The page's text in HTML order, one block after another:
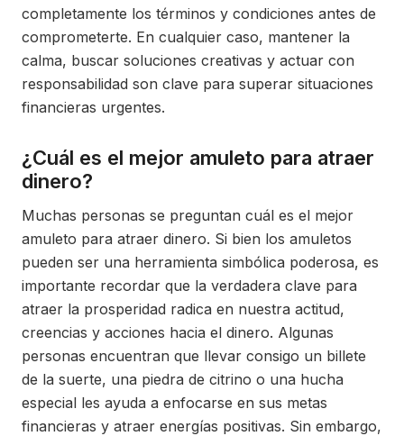
completamente los términos y condiciones antes de
comprometerte. En cualquier caso, mantener la
calma, buscar soluciones creativas y actuar con
responsabilidad son clave para superar situaciones
financieras urgentes.
¿Cuál es el mejor amuleto para atraer
dinero?
Muchas personas se preguntan cuál es el mejor
amuleto para atraer dinero. Si bien los amuletos
pueden ser una herramienta simbólica poderosa, es
importante recordar que la verdadera clave para
atraer la prosperidad radica en nuestra actitud,
creencias y acciones hacia el dinero. Algunas
personas encuentran que llevar consigo un billete
de la suerte, una piedra de citrino o una hucha
especial les ayuda a enfocarse en sus metas
financieras y atraer energías positivas. Sin embargo,